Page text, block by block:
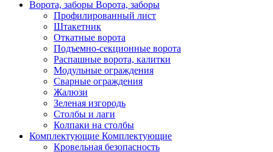
Ворота, заборы Ворота, заборы
Профилированный лист
Штакетник
Откатные ворота
Подъемно-секционные ворота
Распашные ворота, калитки
Модульные ограждения
Сварные ограждения
Жалюзи
Зеленая изгородь
Столбы и лаги
Колпаки на столбы
Комплектующие Комплектующие
Кровельная безопасность